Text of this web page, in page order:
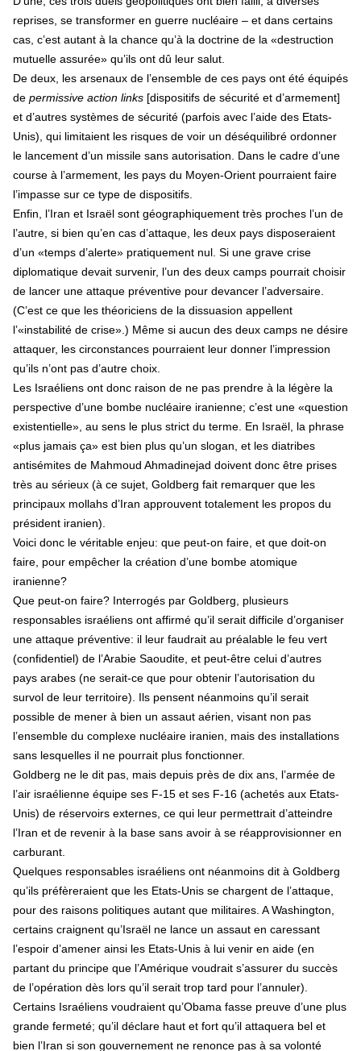
reprises, se transformer en guerre nucléaire – et dans certains
cas, c’est autant à la chance qu’à la doctrine de la «destruction
mutuelle assurée» qu’ils ont dû leur salut.
De deux, les arsenaux de l’ensemble de ces pays ont été équipés
de permissive action links [dispositifs de sécurité et d’armement]
et d’autres systèmes de sécurité (parfois avec l’aide des Etats-
Unis), qui limitaient les risques de voir un déséquilibré ordonner
le lancement d’un missile sans autorisation. Dans le cadre d’une
course à l’armement, les pays du Moyen-Orient pourraient faire
l’impasse sur ce type de dispositifs.
Enfin, l’Iran et Israël sont géographiquement très proches l’un de
l’autre, si bien qu’en cas d’attaque, les deux pays disposeraient
d’un «temps d’alerte» pratiquement nul. Si une grave crise
diplomatique devait survenir, l’un des deux camps pourrait choisir
de lancer une attaque préventive pour devancer l’adversaire.
(C’est ce que les théoriciens de la dissuasion appellent
l’«instabilité de crise».) Même si aucun des deux camps ne désire
attaquer, les circonstances pourraient leur donner l’impression
qu’ils n’ont pas d’autre choix.
Les Israéliens ont donc raison de ne pas prendre à la légère la
perspective d’une bombe nucléaire iranienne; c’est une «question
existentielle», au sens le plus strict du terme. En Israël, la phrase
«plus jamais ça» est bien plus qu’un slogan, et les diatribes
antisémites de Mahmoud Ahmadinejad doivent donc être prises
très au sérieux (à ce sujet, Goldberg fait remarquer que les
principaux mollahs d’Iran approuvent totalement les propos du
président iranien).
Voici donc le véritable enjeu: que peut-on faire, et que doit-on
faire, pour empêcher la création d’une bombe atomique
iranienne?
Que peut-on faire? Interrogés par Goldberg, plusieurs
responsables israéliens ont affirmé qu’il serait difficile d’organiser
une attaque préventive: il leur faudrait au préalable le feu vert
(confidentiel) de l’Arabie Saoudite, et peut-être celui d’autres
pays arabes (ne serait-ce que pour obtenir l’autorisation du
survol de leur territoire). Ils pensent néanmoins qu’il serait
possible de mener à bien un assaut aérien, visant non pas
l’ensemble du complexe nucléaire iranien, mais des installations
sans lesquelles il ne pourrait plus fonctionner.
Goldberg ne le dit pas, mais depuis près de dix ans, l’armée de
l’air israélienne équipe ses F-15 et ses F-16 (achetés aux Etats-
Unis) de réservoirs externes, ce qui leur permettrait d’atteindre
l’Iran et de revenir à la base sans avoir à se réapprovisionner en
carburant.
Quelques responsables israéliens ont néanmoins dit à Goldberg
qu’ils préfèreraient que les Etats-Unis se chargent de l’attaque,
pour des raisons politiques autant que militaires. A Washington,
certains craignent qu’Israël ne lance un assaut en caressant
l’espoir d’amener ainsi les Etats-Unis à lui venir en aide (en
partant du principe que l’Amérique voudrait s’assurer du succès
de l’opération dès lors qu’il serait trop tard pour l’annuler).
Certains Israéliens voudraient qu’Obama fasse preuve d’une plus
grande fermeté; qu’il déclare haut et fort qu’il attaquera bel et
bien l’Iran si son gouvernement ne renonce pas à sa volonté